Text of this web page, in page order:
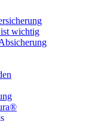
wichtig